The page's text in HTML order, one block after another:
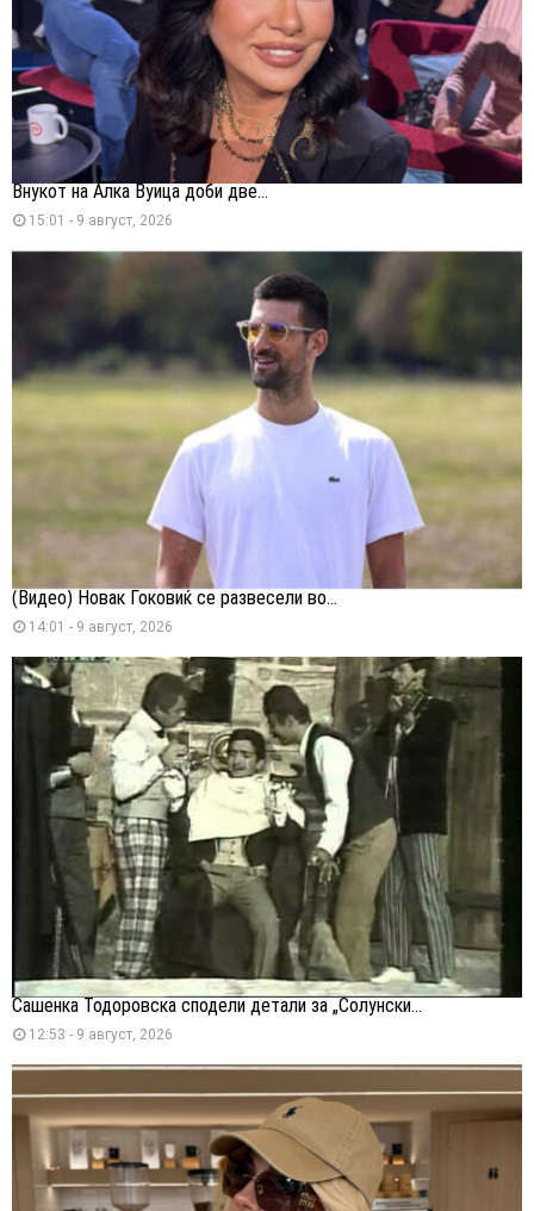
Внукот на Алка Вуица доби две...
15:01 - 9 август, 2026
(Видео) Новак Ѓоковиќ се развесели во...
14:01 - 9 август, 2026
Сашенка Тодоровска сподели детали за „Солунски...
12:53 - 9 август, 2026